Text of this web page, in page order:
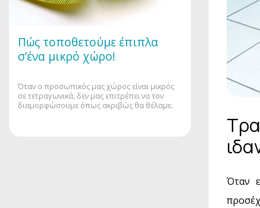
Πώς τοποθετούμε έπιπλα
σ’ένα μικρό χώρο!
Όταν ο προσωπικός μας χώρος είναι μικρός
σε τετραγωνικά, δεν μας επιτρέπει να τον
διαμορφώσουμε όπως ακριβώς θα θέλαμε.
Όταν